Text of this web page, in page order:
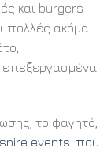
και burgers
πολλές ακόμα
επεξεργασμένα
το φαγητό,
events, που